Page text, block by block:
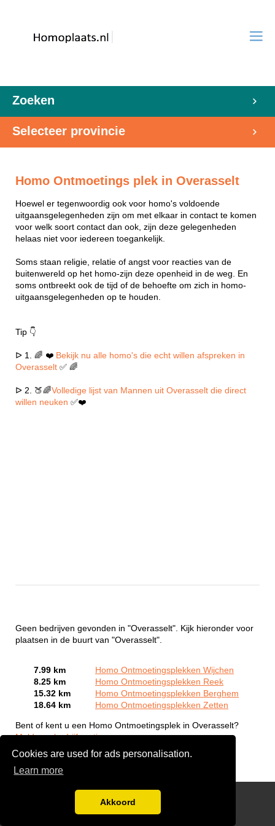
Cookies are used for ads personalisation.
Learn more
Akkoord
Zoeken
Selecteer provincie
Homo Ontmoetings plek in Overasselt
Hoewel er tegenwoordig ook voor homo's voldoende
uitgaansgelegenheden zijn om met elkaar in contact te komen
voor welk soort contact dan ook, zijn deze gelegenheden
helaas niet voor iedereen toegankelijk.
Soms staan religie, relatie of angst voor reacties van de
buitenwereld op het homo-zijn deze openheid in de weg. En
soms ontbreekt ook de tijd of de behoefte om zich in homo-
uitgaansgelegenheden op te houden.
Tip 👇
ᐅ 1. 🌈 ❤️ Bekijk nu alle homo's die echt willen afspreken in
Overasselt ✅ 🌈
ᐅ 2. 🍑🌈Volledige lijst van Mannen uit Overasselt die direct
willen neuken ✅❤️
Geen bedrijven gevonden in "Overasselt". Kijk hieronder voor
plaatsen in de buurt van "Overasselt".
7.99 km
Homo Ontmoetingsplekken Wijchen
8.25 km
Homo Ontmoetingsplekken Reek
15.32 km
Homo Ontmoetingsplekken Berghem
18.64 km
Homo Ontmoetingsplekken Zetten
Bent of kent u een Homo Ontmoetingsplek in Overasselt?
Meld een bedrijf gratis aan